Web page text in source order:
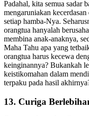
Padahal, kita semua sadar
mengaruniakan
setiap hamba-Nya.
orangtua hanyalah
membina anak-anaknya,
Maha Tahu apa yang
orangtua harus kecewa
keinginannya? Bukankah
keistikomahan dalam
13. Curiga Berlebihan